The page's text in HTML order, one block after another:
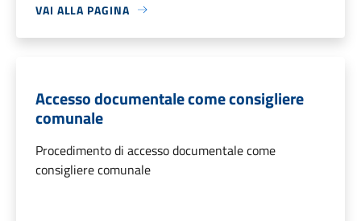
VAI ALLA PAGINA
Accesso documentale come consigliere
comunale
Procedimento di accesso documentale come
consigliere comunale